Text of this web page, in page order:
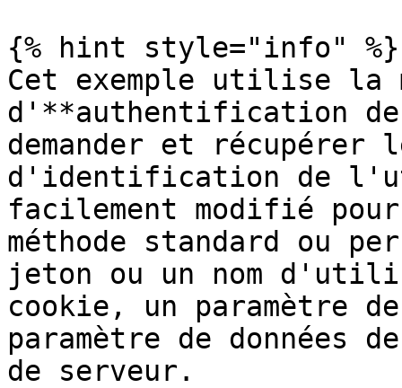
{% hint style="info" %}
Cet exemple utilise la
d'**authentification de
demander et récupérer
d'identification de
facilement modifié
méthode standard ou
jeton ou un nom
cookie, un paramètre
paramètre de données
de serveur.